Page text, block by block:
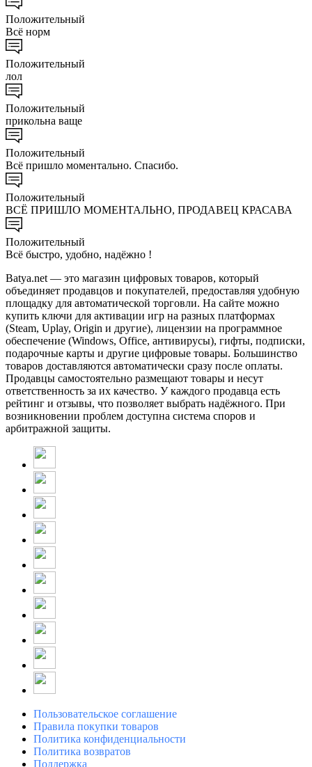
Положительный
Всё норм
Положительный
лол
Положительный
прикольна ваще
Положительный
Всё пришло моментально. Спасибо.
Положительный
ВСЁ ПРИШЛО МОМЕНТАЛЬНО, ПРОДАВЕЦ КРАСАВА
Положительный
Всё быстро, удобно, надёжно !
Batya.net — это магазин цифровых товаров, который
объединяет продавцов и покупателей, предоставляя удобную
площадку для автоматической торговли. На сайте можно
купить ключи для активации игр на разных платформах
(Steam, Uplay, Origin и другие), лицензии на программное
обеспечение (Windows, Office, антивирусы), гифты, подписки,
подарочные карты и другие цифровые товары. Большинство
товаров доставляются автоматически сразу после оплаты.
Продавцы самостоятельно размещают товары и несут
ответственность за их качество. У каждого продавца есть
рейтинг и отзывы, что позволяет выбрать надёжного. При
возникновении проблем доступна система споров и
арбитражной защиты.
Пользовательское соглашение
Правила покупки товаров
Политика конфиденциальности
Политика возвратов
Поддержка